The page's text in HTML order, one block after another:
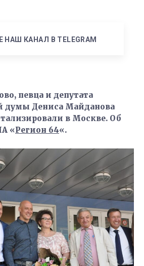
НАШ КАНАЛ В TELEGRAM
певца и депутата
думы Дениса Майданова
в Москве. Об
«Регион 64«.